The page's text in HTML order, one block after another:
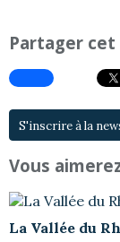
Partager
S'inscrire à la
Vous
La Vallée du